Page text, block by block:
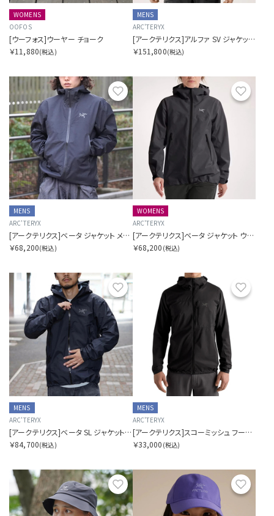
WOMENS
OOFOS
[ウーフォス]ウーヤー チョーク
￥11,880(税込)
MENS
ARC'TERYX
[アークテリクス]アルファ SV ジャケット メンズ
￥151,800(税込)
お気に入り
MENS
ARC'TERYX
[アークテリクス]ベータ ジャケット メンズ
￥68,200(税込)
WOMENS
ARC'TERYX
[アークテリクス]ベータ ジャケット ウィメンズ
￥68,200 (税込)
お気に入り
MENS
ARC'TERYX
[アークテリクス]ベータ SL ジャケット メンズ
￥84,700(税込)
MENS
ARC'TERYX
[アークテリクス]スコーミッシュ フーディ メンズ
￥33,000 (税込)
お気に入り